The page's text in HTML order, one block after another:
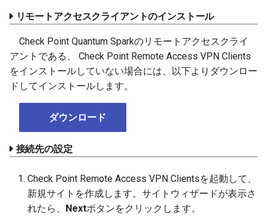
リモートアクセスクライアントのインストール
Check Point Quantum Sparkのリモートアクセスクライ
アントである、 Check Point Remote Access VPN Clients
をインストールしていない場合には、以下よりダウンロー
ドしてインストールします。
ダウンロード
接続先の設定
Check Point Remote Access VPN Clientsを起動して、
新規サイトを作成します。サイトウィザードが表示さ
れたら、
Nextボタンをクリックします。